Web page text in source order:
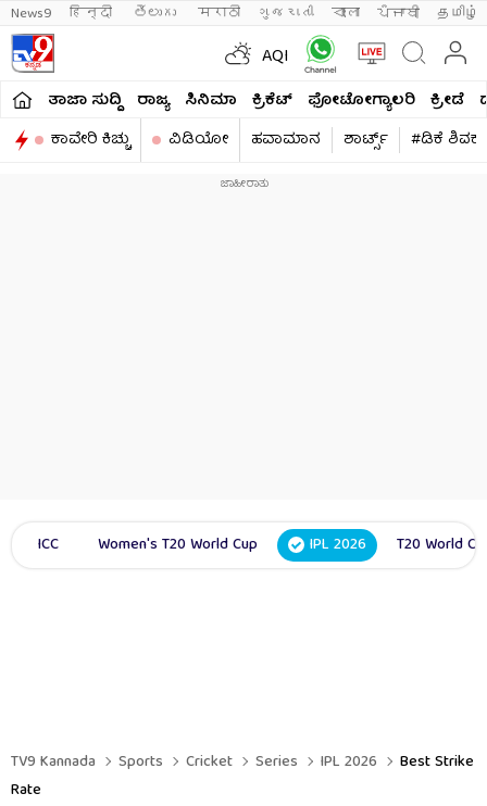
News9 हिन्दी తెలుగు मराठी ગુજરાતી বাংলা ਪੰਜਾਬੀ தமிழ்
AQI
ತಾಜಾ ಸುದ್ದಿ ರಾಜ್ಯ ಸಿನಿಮಾ ಕ್ರಿಕೆಟ್​ ಫೋಟೋಗ್ಯಾಲರಿ ಕ್ರೀಡೆ
ಕಾವೇರಿ ಕಿಚ್ಚು
ವಿಡಿಯೋ ಹವಾಮಾನ ಶಾರ್ಟ್ಸ್​ #ಡಿಕೆ
ICC Women's T20 World Cup IPL 2026 T20 World
TV9 Kannada Sports Cricket Series IPL 2026
Best Strike
Rate